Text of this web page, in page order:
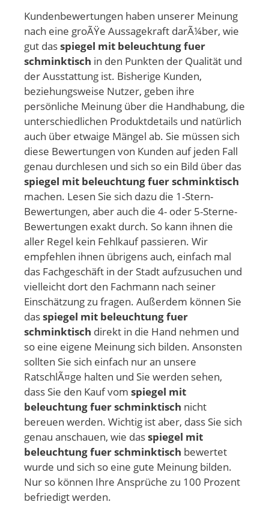
Kundenbewertungen haben unserer Meinung
nach eine groÃŸe Aussagekraft darÃ¼ber, wie
gut dasspiegel mit beleuchtung fuer
schminktisch in den Punkten der Qualität und
der Ausstattung ist. Bisherige Kunden,
beziehungsweise Nutzer, geben ihre
persönliche Meinung über die Handhabung, die
unterschiedlichen Produktdetails und natürlich
auch über etwaige Mängel ab. Sie müssen sich
diese Bewertungen von Kunden auf jeden Fall
genau durchlesen und sich so ein Bild über das
spiegel mit beleuchtung fuer schminktisch
machen. Lesen Sie sich dazu die 1-Stern-
Bewertungen, aber auch die 4- oder 5-Sterne-
Bewertungen exakt durch. So kann ihnen die
aller Regel kein Fehlkauf passieren. Wir
empfehlen ihnen übrigens auch, einfach mal
das Fachgeschäft in der Stadt aufzusuchen und
vielleicht dort den Fachmann nach seiner
Einschätzung zu fragen. Außerdem können Sie
dasspiegel mit beleuchtung fuer
schminktisch direkt in die Hand nehmen und
so eine eigene Meinung sich bilden. Ansonsten
sollten Sie sich einfach nur an unsere
RatschlÃ¤ge halten und Sie werden sehen,
dass Sie den Kauf vom spiegel mit
beleuchtung fuer schminktisch nicht
bereuen werden. Wichtig ist aber, dass Sie sich
genau anschauen, wie dasspiegel mit
beleuchtung fuer schminktisch bewertet
wurde und sich so eine gute Meinung bilden.
Nur so können Ihre Ansprüche zu 100 Prozent
befriedigt werden.